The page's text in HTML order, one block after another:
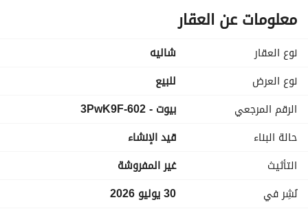
ريسيبشن
مطبخ
المميزات:
ڤيو بحر مميز
إطلالة على حمام السباحة
اتجاه بحري
تشطيب كامل
الاستلام: 2027
السعر: 10,500,000 جنيه كاش
أقل من أسعار السوق – فرصة قوية للاستثمار
معلومات عن العقار
نوع العقار
شاليه
نوع العرض
للبيع
الرقم المرجعي
بيوت - 602-3PwK9F
حالة البناء
قيد الإنشاء
التأثيث
غير المفروشة
نُشِر في
30 يوليو 2026